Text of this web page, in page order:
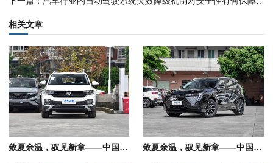
相关文章
敛夏余温，驭见新章——中国人保携手亳州中源汽车购车嘉年华 敛夏余温，驭见新章——中国人保携手亳州市远景广源汽车购车嘉年华